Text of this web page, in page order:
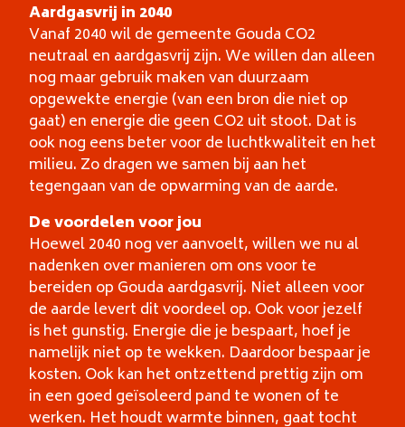
Aardgasvrij in 2040
Vanaf 2040 wil de gemeente Gouda CO2
neutraal en aardgasvrij zijn. We willen dan alleen
nog maar gebruik maken van duurzaam
opgewekte energie (van een bron die niet op
gaat) en energie die geen CO2 uit stoot. Dat is
ook nog eens beter voor de luchtkwaliteit en het
milieu. Zo dragen we samen bij aan het
tegengaan van de opwarming van de aarde.
De voordelen voor jou
Hoewel 2040 nog ver aanvoelt, willen we nu al
nadenken over manieren om ons voor te
bereiden op Gouda aardgasvrij. Niet alleen voor
de aarde levert dit voordeel op. Ook voor jezelf
is het gunstig. Energie die je bespaart, hoef je
namelijk niet op te wekken. Daardoor bespaar je
kosten. Ook kan het ontzettend prettig zijn om
in een goed geïsoleerd pand te wonen of te
werken. Het houdt warmte binnen, gaat tocht